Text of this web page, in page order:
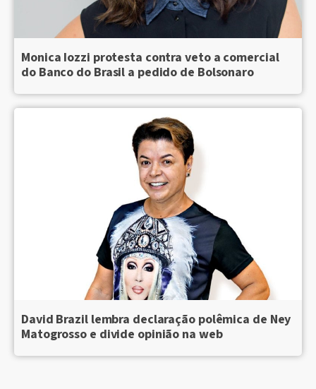
Monica Iozzi protesta contra veto a comercial
do Banco do Brasil a pedido de Bolsonaro
David Brazil lembra declaração polêmica de Ney
Matogrosso e divide opinião na web